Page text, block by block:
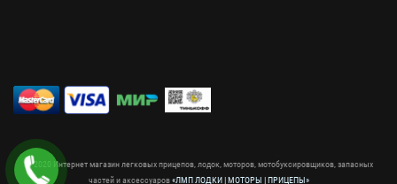
© 2020 Интернет магазин легковых прицепов, лодок, моторов, мотобуксировщиков, запасных
частей и аксессуаров«ЛМП ЛОДКИ | МОТОРЫ | ПРИЦЕПЫ»